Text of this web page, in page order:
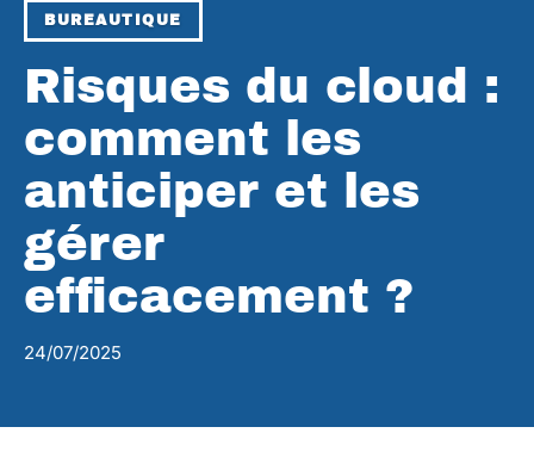
BUREAUTIQUE
Risques du cloud :
comment les
anticiper et les
gérer
efficacement ?
24/07/2025